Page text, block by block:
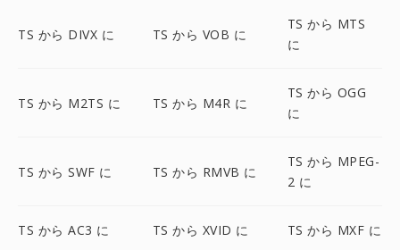
TS から DIVX に TS から VOB に
TS から MTS
に
TS から M2TS に TS から M4R に
TS から OGG
に
TS から SWF に TS から RMVB に
TS から MPEG-
2 に
TS から AC3 に TS から XVID に TS から MXF に